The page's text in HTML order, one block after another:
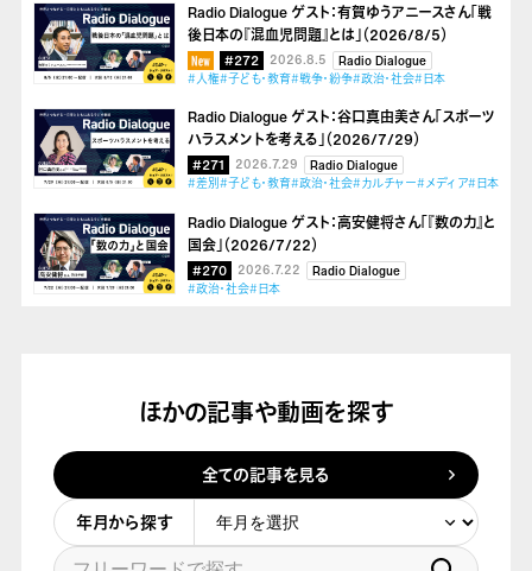
Radio Dialogue ゲスト：有賀ゆうアニースさん「戦
後日本の『混血児問題』とは」（2026/8/5）
#272 2026.8.5
Radio Dialogue
#人権#子ども・教育#戦争・紛争#政治・社会#日本
Radio Dialogue ゲスト：谷口真由美さん「スポーツ
ハラスメントを考える」（2026/7/29）
#271 2026.7.29
Radio Dialogue
#差別#子ども・教育#政治・社会#カルチャー#メディア#日本
Radio Dialogue ゲスト：高安健将さん「『数の力』と
国会」（2026/7/22）
#270 2026.7.22
Radio Dialogue
#政治・社会#日本
ほかの記事や動画を探す
全ての記事を見る
年月から探す